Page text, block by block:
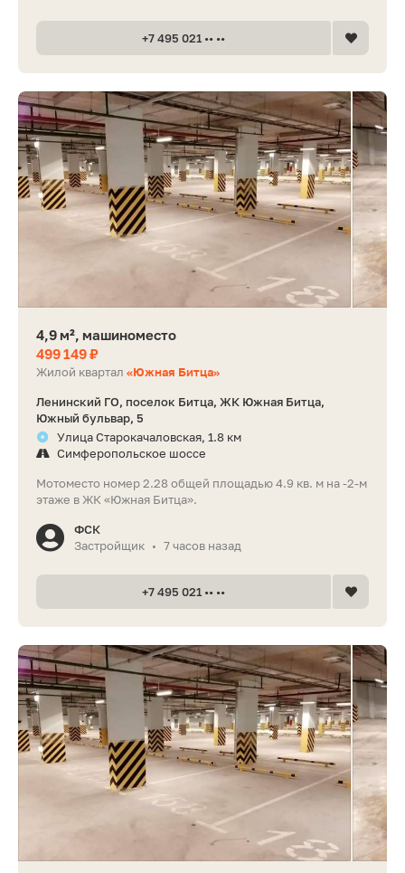
+7 495 021 •• ••
4,9 м², машиноместо
499 149 ₽
Жилой квартал «Южная Битца»
Ленинский ГО, поселок Битца, ЖК Южная Битца,
Южный бульвар, 5
Улица Старокачаловская, 1.8 км
Симферопольское шоссе
Мотоместо номер 2.28 общей площадью 4.9 кв. м на -2-м
этаже в ЖК «Южная Битца».
ФСК
Застройщик • 7 часов назад
+7 495 021 •• ••